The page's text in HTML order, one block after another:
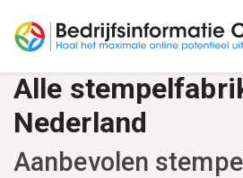
Alle
Nederland
Aanbevolen